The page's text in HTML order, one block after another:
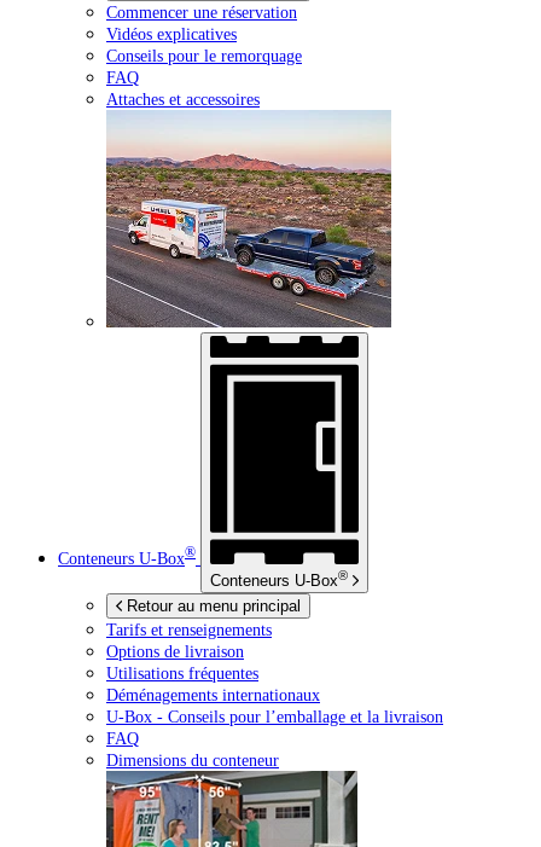
Commencer une réservation
Vidéos explicatives
Conseils pour le remorquage
FAQ
Attaches et accessoires
Conteneurs U-Box®
Conteneurs U-Box®
Retour au menu principal
Tarifs et renseignements
Options de livraison
Utilisations fréquentes
Déménagements internationaux
U-Box - Conseils pour l’emballage et la livraison
FAQ
Dimensions du conteneur